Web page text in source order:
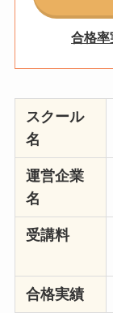
合格率
スクール
名
運営企業
名
受講料
合格実績